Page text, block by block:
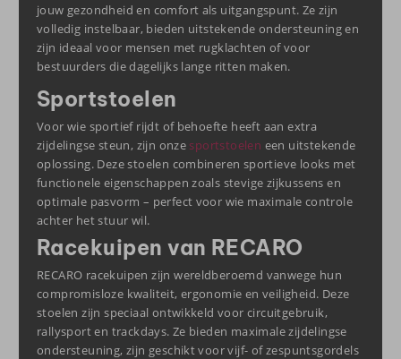
jouw gezondheid en comfort als uitgangspunt. Ze zijn
volledig instelbaar, bieden uitstekende ondersteuning en
zijn ideaal voor mensen met rugklachten of voor
bestuurders die dagelijks lange ritten maken.
Sportstoelen
Voor wie sportief rijdt of behoefte heeft aan extra
zijdelingse steun, zijn onze sportstoelen een uitstekende
oplossing. Deze stoelen combineren sportieve looks met
functionele eigenschappen zoals stevige zijkussens en
optimale pasvorm – perfect voor wie maximale controle
achter het stuur wil.
Racekuipen van RECARO
RECARO racekuipen zijn wereldberoemd vanwege hun
compromisloze kwaliteit, ergonomie en veiligheid. Deze
stoelen zijn speciaal ontwikkeld voor circuitgebruik,
rallysport en trackdays. Ze bieden maximale zijdelingse
ondersteuning, zijn geschikt voor vijf- of zespuntsgordels